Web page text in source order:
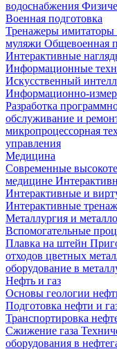
водоснабжения
Военная подготовка
Тренажеры имитаторы
муляжи Общевоенная
Интерактивные
Информационные
Искусственный
Информационно-
Разработка
обслуживание и
микропроцессорная
управления
Медицина
Современные
медицине
Интерактивные и
Интерактивные
Металлургия и
Вспомогательные
Плавка на штейн
отходов цветных
оборудование в
Нефть и газ
Основы геологии
Подготовка нефти и
Транспортировка
Сжижение газа
оборудования в